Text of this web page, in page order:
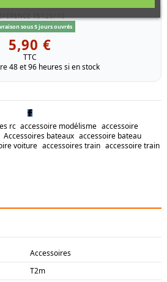
sous 5 jours ouvrés
5,90 €
TTC
48 et 96 heures si en stock
rc accessoire modélisme accessoire
Accessoires bateaux accessoire bateau
voiture accessoires train accessoire train
Accessoires
T2m